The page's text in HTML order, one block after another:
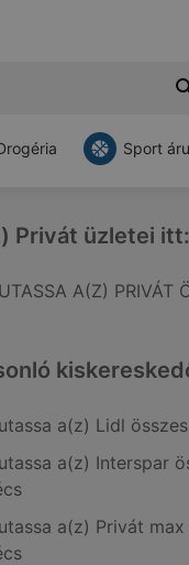
Sport
Privát üzletei
A(Z) PRIVÁT
a(z) Lidl
a(z) Interspar
a(z) Privát